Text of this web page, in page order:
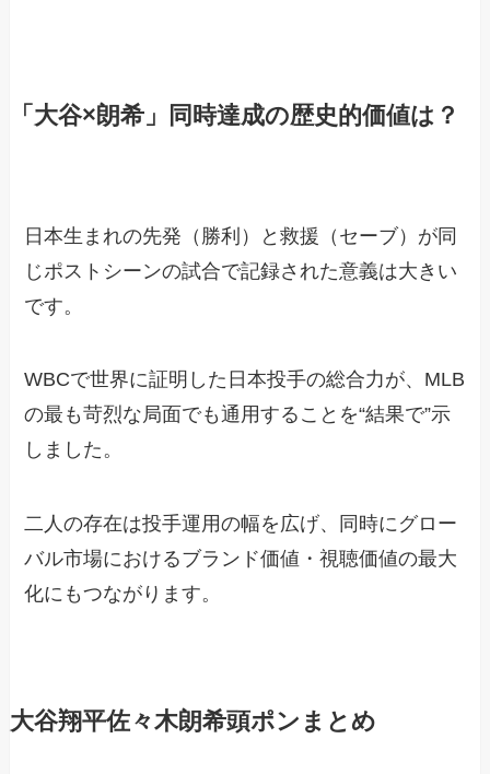
「大谷×朗希」同時達成の歴史的価値は？
日本生まれの先発（勝利）と救援（セーブ）が同
じポストシーンの試合で記録された意義は大きい
です。
WBCで世界に証明した日本投手の総合力が、MLB
の最も苛烈な局面でも通用することを“結果で”示
しました。
二人の存在は投手運用の幅を広げ、同時にグロー
バル市場におけるブランド価値・視聴価値の最大
化にもつながります。
大谷翔平佐々木朗希頭ポンまとめ